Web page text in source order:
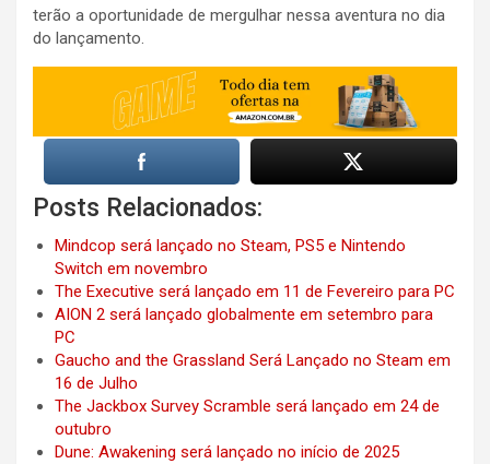
terão a oportunidade de mergulhar nessa aventura no dia
do lançamento.
Posts Relacionados:
Mindcop será lançado no Steam, PS5 e Nintendo
Switch em novembro
The Executive será lançado em 11 de Fevereiro para PC
AION 2 será lançado globalmente em setembro para
PC
Gaucho and the Grassland Será Lançado no Steam em
16 de Julho
The Jackbox Survey Scramble será lançado em 24 de
outubro
Dune: Awakening será lançado no início de 2025